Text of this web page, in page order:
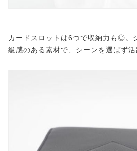
カードスロットは6つで収納力も◎。
級感のある素材で、シーンを選ばず